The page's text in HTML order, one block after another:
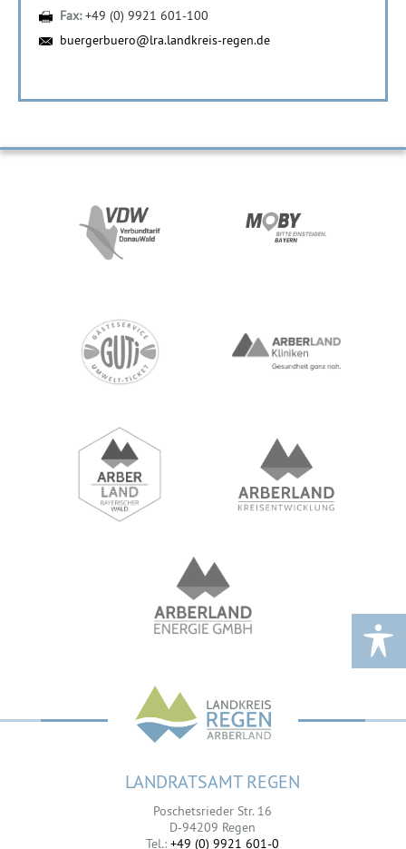
Fax:+49 (0) 9921 601-100
buergerbuero@lra.landkreis-regen.de
LANDRATSAMT REGEN
Poschetsrieder Str. 16
D-94209 Regen
Tel.: +49 (0) 9921 601-0